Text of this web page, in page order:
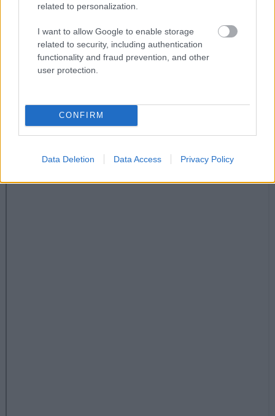
related to personalization.
I want to allow Google to enable storage
related to security, including authentication
functionality and fraud prevention, and other
user protection.
CONFIRM
Data Deletion Data Access Privacy Policy
χειροποίητα μπιφτέκια, που είναι από τα
καλύτερα που έχεις δοκιμάσει. Ειδική μνεία θα
κάνουμε και στα ψητά λαχανικά, που συνήθως
υστερούν στις κρεατοταβέρνες, αλλά εδώ όχι.
στα 20-25€ το άτομο θα κυμανθεί ο λογαριασμός
με ωραίο κρασί.